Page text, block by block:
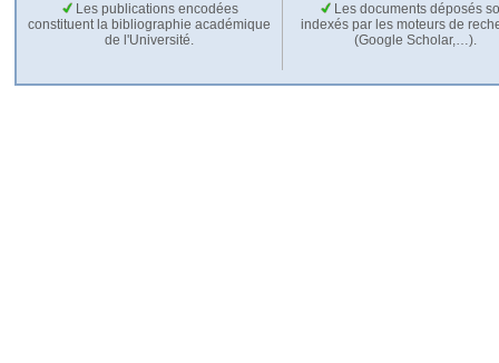
Les publications encodées
constituent la bibliographie académique
de l'Université.
Les documents déposés
indexés par les moteurs de
(Google Scholar,…).